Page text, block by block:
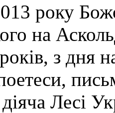
року
на
з дня
Лесі